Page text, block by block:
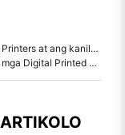
Impact sa Retail Businesses
Printed Towels